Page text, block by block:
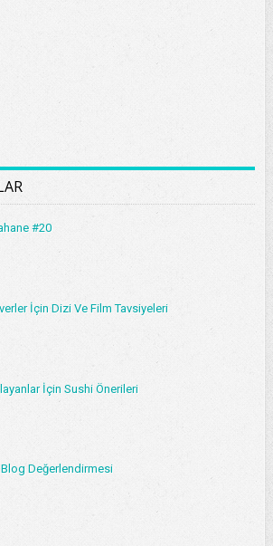
#20
İçin Dizi Ve Film Tavsiyeleri
İçin Sushi Önerileri
Blog Değerlendirmesi